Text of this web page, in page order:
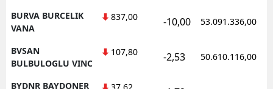
BURVA BURCELIK
VANA
837,00 -10,00 53.091.336,00
BVSAN
BULBULOGLU VINC
107,80 -2,53 50.610.116,00
BYDNR BAYDONER 37,62